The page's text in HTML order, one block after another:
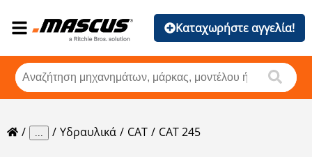
Καταχωρήστε αγγελία!
... Υδραυλικά CAT CAT 245